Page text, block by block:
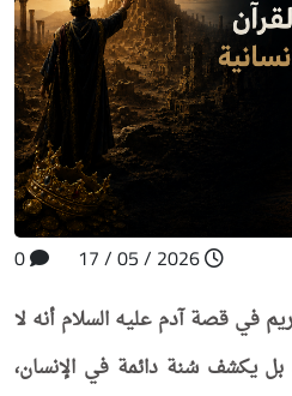
في قصة آدم عليه السلام أنه لا
يكشف سُنة دائمة في الإنسان،